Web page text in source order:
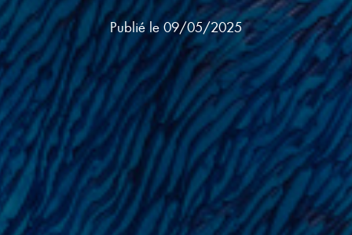
Publié le09/05/2025